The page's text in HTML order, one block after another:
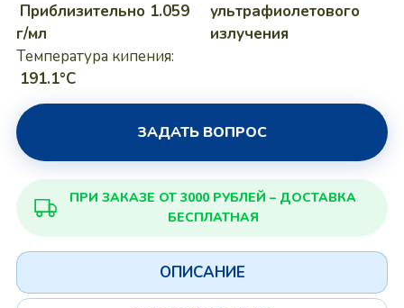
Приблизительно 1.059
г/мл
Температура кипения:
191.1°C
ультрафиолетового
излучения
ЗАДАТЬ ВОПРОС
ПРИ ЗАКАЗЕ ОТ 3000 РУБЛЕЙ – ДОСТАВКА
БЕСПЛАТНАЯ
ОПИСАНИЕ